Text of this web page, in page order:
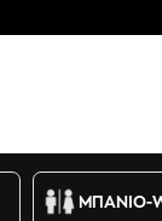
ΜΠΑΝΙΟ-